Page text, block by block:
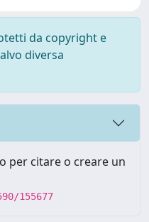
da copyright e
diversa
per citare o creare un
155677